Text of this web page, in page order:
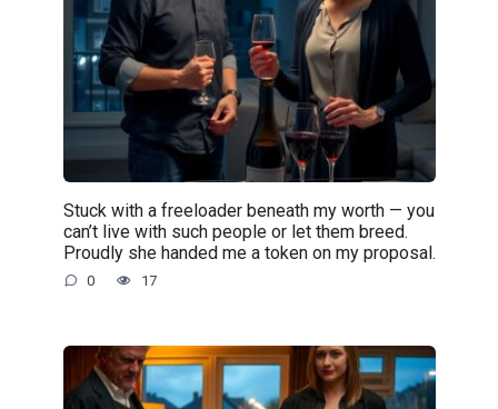
Stuck with a freeloader beneath my worth — you
can’t live with such people or let them breed.
Proudly she handed me a token on my proposal.
0 17